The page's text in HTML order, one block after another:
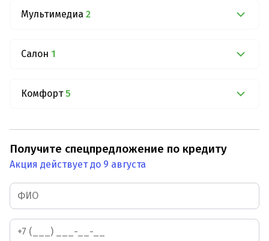
Мультимедиа 2
Салон 1
Комфорт 5
Получите спецпредложение по кредиту
Акция действует до 9 августа